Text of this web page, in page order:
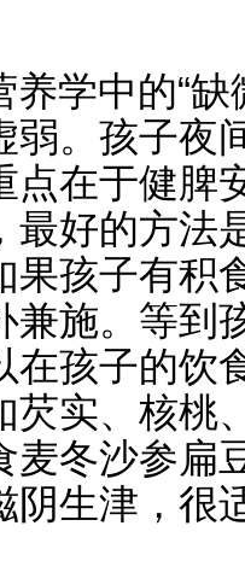
养学中的“
弱。孩子夜
点在于健脾
最好的方法
果孩子有积
兼施。等到
在孩子的饮
芡实、核桃
麦冬沙参扁
阴生津，很